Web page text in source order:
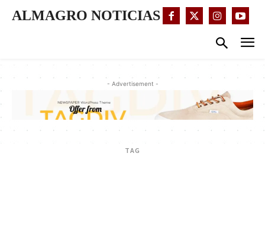
ALMAGRO NOTICIAS
- Advertisement -
TAG